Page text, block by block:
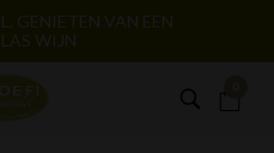
GENIETEN VAN EEN
WIJN